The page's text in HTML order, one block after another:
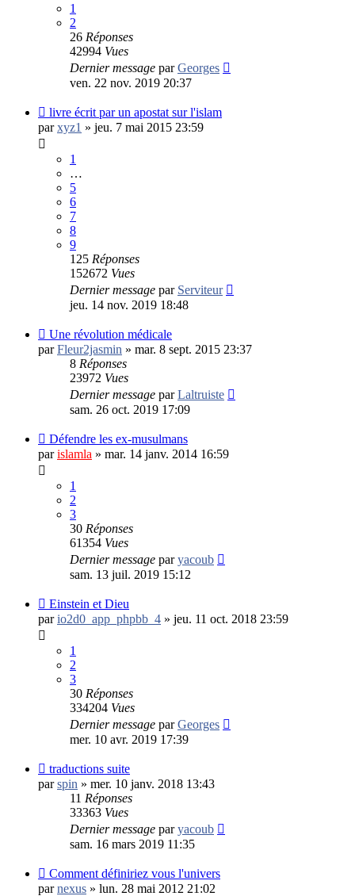
1
2
26 Réponses
42994 Vues
Dernier message parGeorges
ven. 22 nov. 2019 20:37
livre écrit par un apostat sur l'islam
parxyz1 » jeu. 7 mai 2015 23:59
1
…
5
6
7
8
9
125 Réponses
152672 Vues
Dernier message par Serviteur
jeu. 14 nov. 2019 18:48
Une révolution médicale
parFleur2jasmin » mar. 8 sept. 2015 23:37
8 Réponses
23972 Vues
Dernier message parLaltruiste
sam. 26 oct. 2019 17:09
Défendre les ex-musulmans
parislamla » mar. 14 janv. 2014 16:59
1
2
3
30 Réponses
61354 Vues
Dernier message paryacoub
sam. 13 juil. 2019 15:12
Einstein et Dieu
pario2d0_app_phpbb_4 » jeu. 11 oct. 2018 23:59
1
2
3
30 Réponses
334204 Vues
Dernier message parGeorges
mer. 10 avr. 2019 17:39
traductions suite
parspin » mer. 10 janv. 2018 13:43
11 Réponses
33363 Vues
Dernier message paryacoub
sam. 16 mars 2019 11:35
Comment définiriez vous l'univers
parnexus » lun. 28 mai 2012 21:02